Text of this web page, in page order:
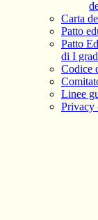
Carta
Patto
Patto
di I
Codice
Linee
Privacy